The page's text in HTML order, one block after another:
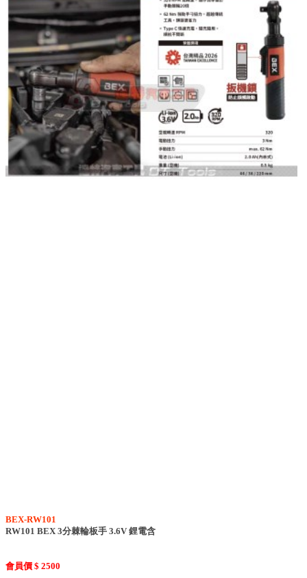
BEX-RW101
RW101 BEX 3分棘輪板手 3.6V 鋰電含
會員價 $ 2500